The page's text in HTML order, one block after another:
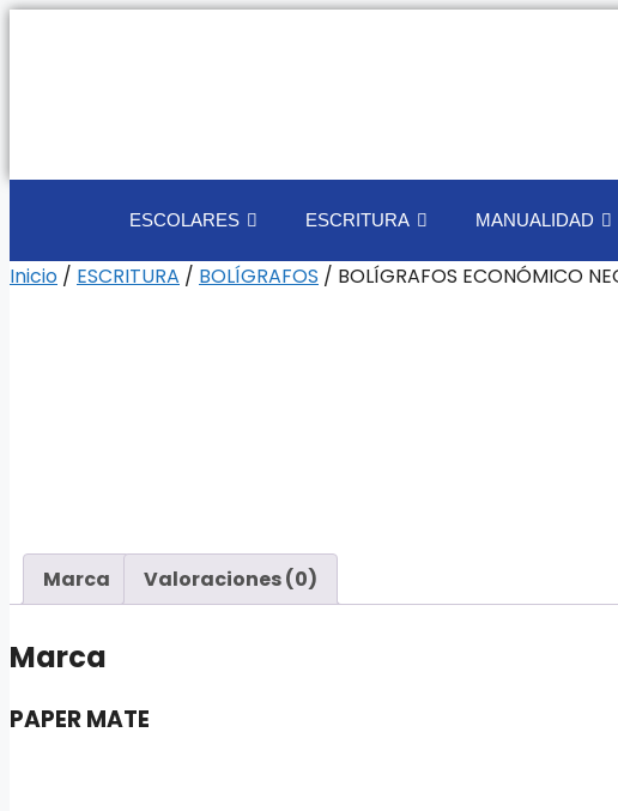
ESCOLARES ESCRITURA MANUALIDAD
Inicio / ESCRITURA / BOLÍGRAFOS / BOLÍGRAFOS ECONÓMICO
Marca Valoraciones (0)
Marca
PAPER MATE